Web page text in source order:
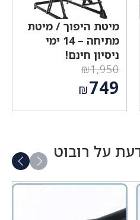
מיטת היפוך / מיטת
מתיחה – 14 ימי
ניסיון חינם!
₪1,950
המחיר
המקורי
היה:
₪749
₪749.
על רובוט